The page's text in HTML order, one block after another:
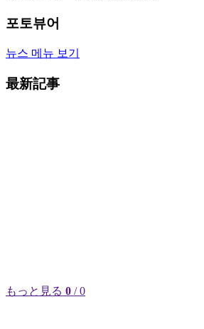
포토뷰어
뉴스 메뉴 보기
最新記事
もっと見る 0 / 0